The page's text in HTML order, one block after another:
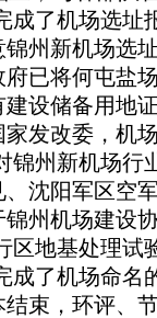
成了机场选址
州新机场选
已将何屯盐
设储备用地
发改委，机
锦州新机场行
沈阳军区空
州机场建设
区地基处理试
成了机场命
束，环评、